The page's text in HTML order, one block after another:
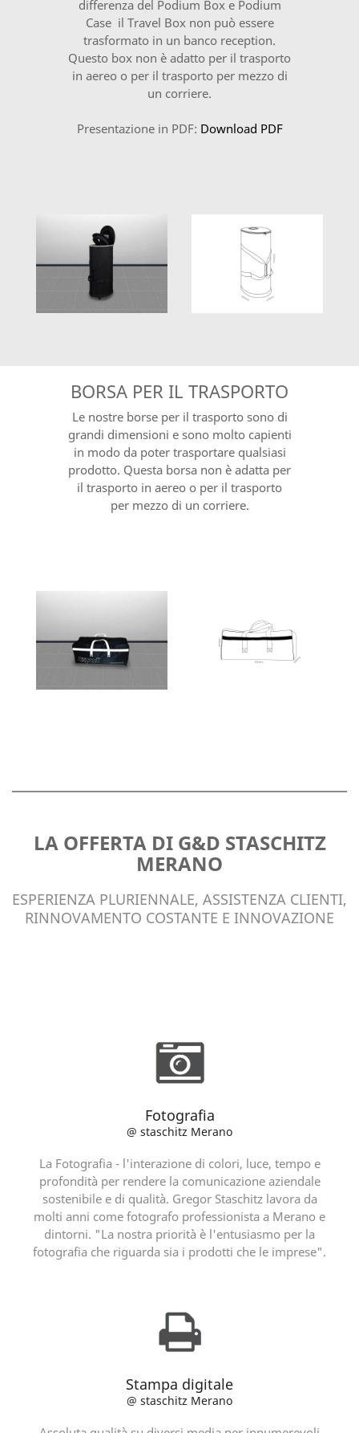
differenza del Podium Box e Podium
Case il Travel Box non può essere
trasformato in un banco reception.
Questo box non è adatto per il trasporto
in aereo o per il trasporto per mezzo di
un corriere.
Presentazione in PDF: Download PDF
BORSA PER IL TRASPORTO
Le nostre borse per il trasporto sono di
grandi dimensioni e sono molto capienti
in modo da poter trasportare qualsiasi
prodotto. Questa borsa non è adatta per
il trasporto in aereo o per il trasporto
per mezzo di un corriere.
LA OFFERTA DI G&D STASCHITZ
MERANO
ESPERIENZA PLURIENNALE, ASSISTENZA CLIENTI,
RINNOVAMENTO COSTANTE E INNOVAZIONE
Fotografia
@ staschitz Merano
La Fotografia - l'interazione di colori, luce, tempo e
profondità per rendere la comunicazione aziendale
sostenibile e di qualità. Gregor Staschitz lavora da
molti anni come fotografo professionista a Merano e
dintorni. "La nostra priorità è l'entusiasmo per la
fotografia che riguarda sia i prodotti che le imprese".
Stampa digitale
@ staschitz Merano